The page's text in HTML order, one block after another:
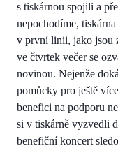
s tiskárnou spojili a
nepochodíme,
v první linii, jako jsou
ve čtvrtek večer se
novinou. Nejenže
pomůcky pro ještě
benefici na podporu
si v tiskárně vyzvedli
benefiční koncert